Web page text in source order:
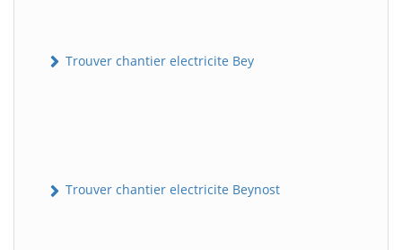
Trouver chantier electricite Bey
Trouver chantier electricite Beynost